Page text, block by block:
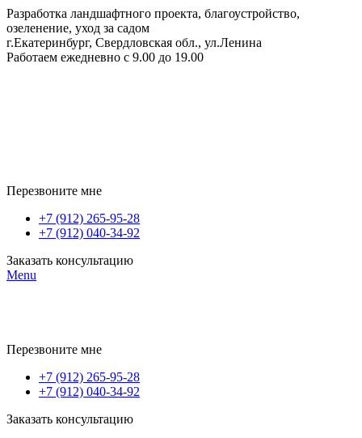
Разработка ландшафтного проекта, благоустройство,
озеленение, уход за садом
г.Екатеринбург, Свердловская обл., ул.Ленина
Работаем ежедневно с 9.00 до 19.00
Перезвоните мне
+7 (912) 265-95-28
+7 (912) 040-34-92
Заказать консультацию
Menu
Перезвоните мне
+7 (912) 265-95-28
+7 (912) 040-34-92
Заказать консультацию